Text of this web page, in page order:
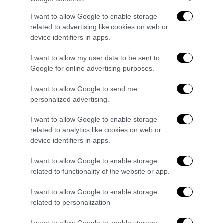
I want to allow Google to enable storage
related to advertising like cookies on web or
device identifiers in apps.
I want to allow my user data to be sent to
Google for online advertising purposes.
I want to allow Google to send me
personalized advertising.
I want to allow Google to enable storage
related to analytics like cookies on web or
device identifiers in apps.
I want to allow Google to enable storage
related to functionality of the website or app.
I want to allow Google to enable storage
related to personalization.
για το μακελειό.
video
Προκλητικός στην αρχή της δίκης ο
Αμπντεσλάμ είχε δηλώσει «στρατιώτης
Ισλαμικού Κράτουςπου έχει αναλάβει την
ευθύνη για τις επιθέσεις αλλά αργότερα